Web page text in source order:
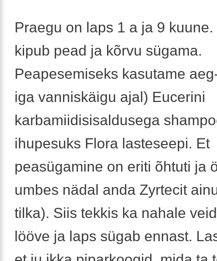
Praegu on laps 1 a ja 9
kipub pead ja kõrvu sügama.
Peapesemiseks kasutame
iga vanniskäigu ajal) Eucerini
karbamiidisisaldusega
ihupesuks Flora lasteseepi. Et
peasügamine on eriti õhtuti ja
umbes nädal anda Zyrtecit
tilka). Siis tekkis ka nahale
lööve ja laps sügab ennast.